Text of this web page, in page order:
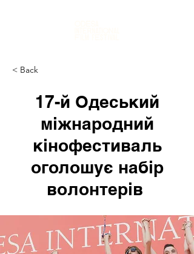
< Back
17-й Одеський
міжнародний
кінофестиваль
оголошує набір
волонтерів